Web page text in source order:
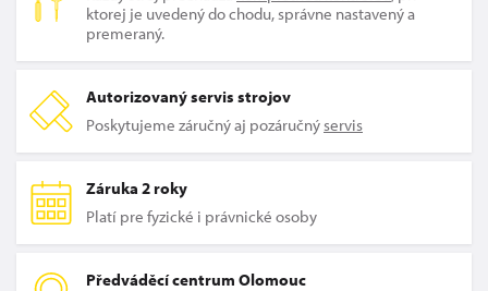
ktorej je uvedený do chodu, správne nastavený a
premeraný.
Autorizovaný servis strojov
Poskytujeme záručný aj pozáručný servis
Záruka 2 roky
Platí pre fyzické i právnické osoby
Předváděcí centrum Olomouc